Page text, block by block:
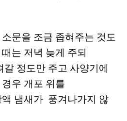
문을 조금 좁혀주는 것도
는 저녁 늦게 주되
갈 정도만 주고 사양기에
우 개포 위를
냄새가 풍겨나가지 않